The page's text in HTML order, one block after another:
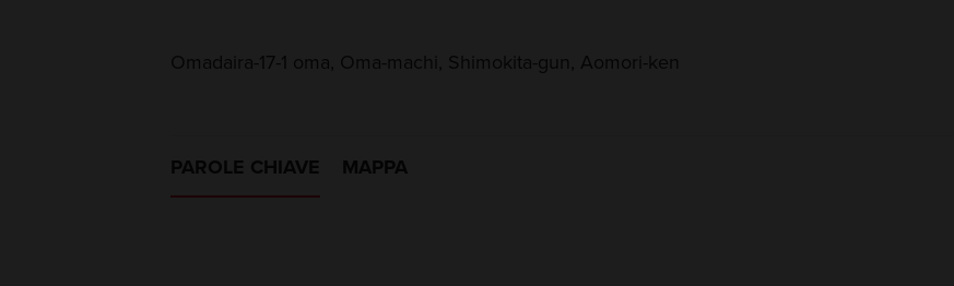
Omadaira-17-1 oma, Oma-machi, Shimokita-gun, Aomori-ken
PAROLE CHIAVE MAPPA